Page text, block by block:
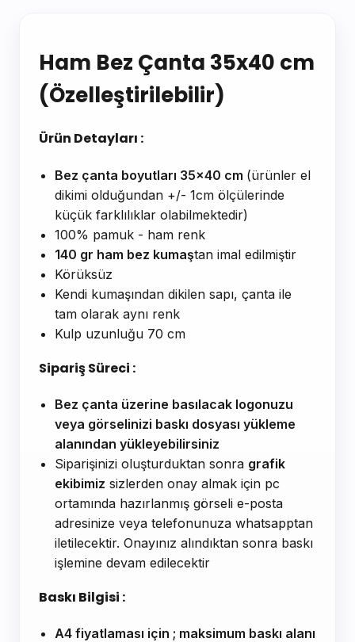
Ham Bez Çanta 35x40 cm
(Özelleştirilebilir)
Ürün Detayları :
Bez çanta boyutları 35x40 cm (ürünler el
dikimi olduğundan +/- 1cm ölçülerinde
küçük farklılıklar olabilmektedir)
100% pamuk - ham renk
140 gr ham bez kumaştan imal edilmiştir
Körüksüz
Kendi kumaşından dikilen sapı, çanta ile
tam olarak aynı renk
Kulp uzunluğu 70 cm
Sipariş Süreci :
Bez çanta üzerine basılacak logonuzu
veya görselinizi baskı dosyası yükleme
alanından yükleyebilirsiniz
Siparişinizi oluşturduktan sonra grafik
ekibimiz sizlerden onay almak için pc
ortamında hazırlanmış görseli e-posta
adresinize veya telefonunuza whatsapptan
iletilecektir. Onayınız alındıktan sonra baskı
işlemine devam edilecektir
Baskı Bilgisi :
A4 fiyatlaması için ; maksimum baskı alanı